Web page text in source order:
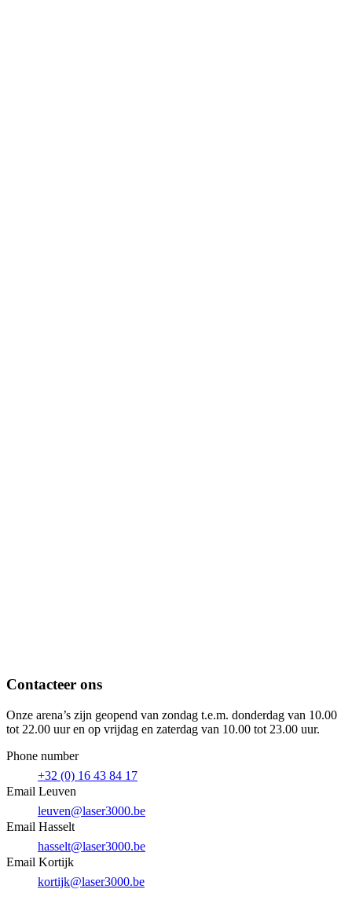
Contacteer ons
Onze arena’s zijn geopend van zondag t.e.m. donderdag van 10.00
tot 22.00 uur en op vrijdag en zaterdag van 10.00 tot 23.00 uur.
Phone number
+32 (0) 16 43 84 17
Email Leuven
leuven@laser3000.be
Email Hasselt
hasselt@laser3000.be
Email Kortijk
kortijk@laser3000.be